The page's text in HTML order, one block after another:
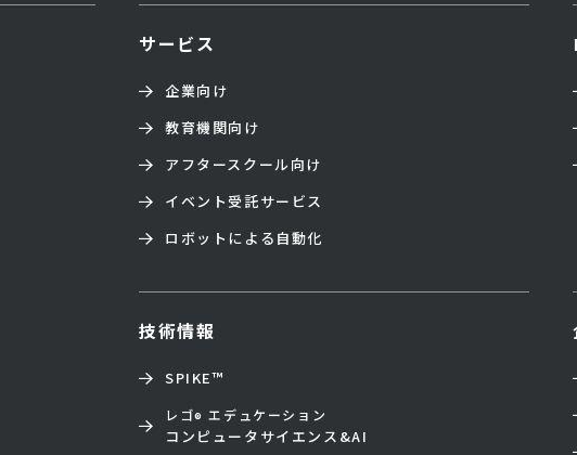
サービス
企業向け
教育機関向け
アフタースクール向け
イベント受託サービス
ロボットによる自動化
技術情報
SPIKE™
レゴ® エデュケーション
コンピュータサイエンス&AI